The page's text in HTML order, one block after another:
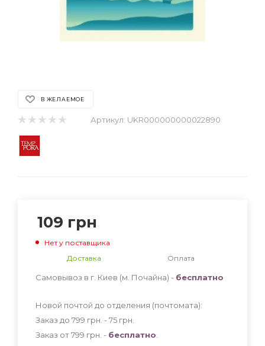
В ЖЕЛАЕМОЕ
Артикул: UKR000000000022890
109 грн
Нет у поставщика
Доставка
Оплата
Самовывоз в г. Киев (м. Почайна) - бесплатно
Новой почтой до отделения (почтомата):
Заказ до 799 грн. - 75 грн
Заказ от 799 грн. - бесплатно